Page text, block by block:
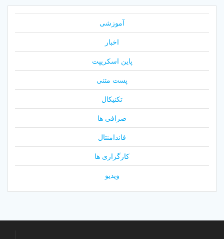
آموزشی
اخبار
پاین اسکریپت
پست متنی
تکنیکال
صرافی ها
فاندامنتال
کارگزاری ها
ویدیو